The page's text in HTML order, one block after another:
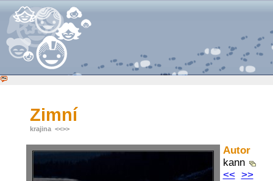
Zimní
krajina <<>>
Autor
kann
<< >>